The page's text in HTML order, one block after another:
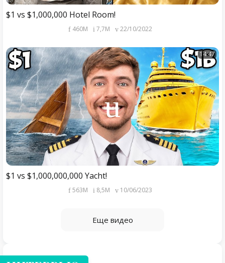
$1 vs $1,000,000 Hotel Room!
460M 7,7M 22/10/2022
14:47
$1 vs $1,000,000,000 Yacht!
563M 8,5M 10/06/2023
Еще видео